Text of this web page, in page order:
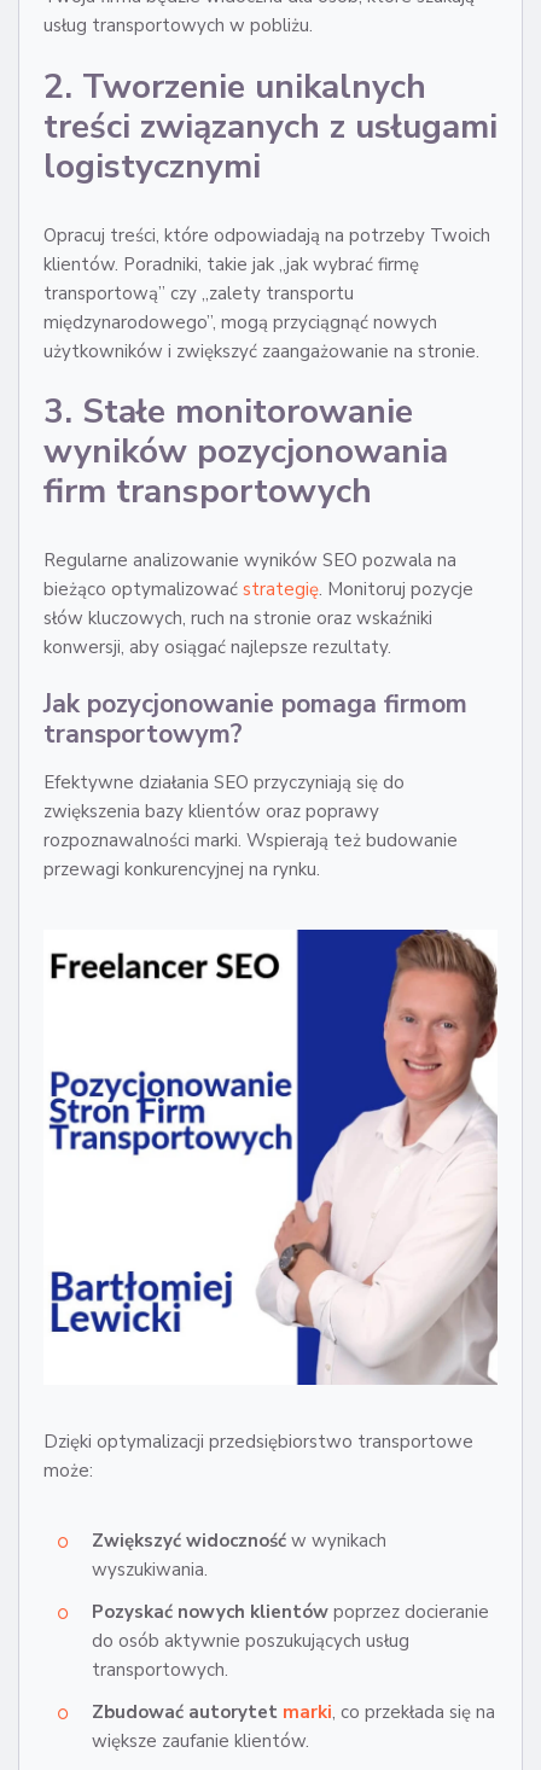
usług transportowych w pobliżu.
2. Tworzenie unikalnych
treści związanych z usługami
logistycznymi
Opracuj treści, które odpowiadają na potrzeby Twoich
klientów. Poradniki, takie jak „jak wybrać firmę
transportową” czy „zalety transportu
międzynarodowego”, mogą przyciągnąć nowych
użytkowników i zwiększyć zaangażowanie na stronie.
3. Stałe monitorowanie
wyników pozycjonowania
firm transportowych
Regularne analizowanie wyników SEO pozwala na
bieżąco optymalizować strategię. Monitoruj pozycje
słów kluczowych, ruch na stronie oraz wskaźniki
konwersji, aby osiągać najlepsze rezultaty.
Jak pozycjonowanie pomaga firmom
transportowym?
Efektywne działania SEO przyczyniają się do
zwiększenia bazy klientów oraz poprawy
rozpoznawalności marki. Wspierają też budowanie
przewagi konkurencyjnej na rynku.
Dzięki optymalizacji przedsiębiorstwo transportowe
może:
Zwiększyć widoczność w wynikach
wyszukiwania.
Pozyskać nowych klientów poprzez docieranie
do osób aktywnie poszukujących usług
transportowych.
Zbudować autorytet marki, co przekłada się na
większe zaufanie klientów.